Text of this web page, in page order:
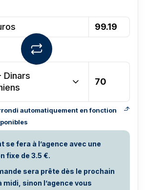
Dinars
automatiquement en fonction
se fera à l’agence avec une
fixe de 3.5 €.
sera prête dès le prochain
midi, sinon l’agence vous